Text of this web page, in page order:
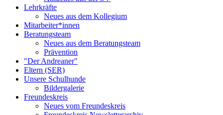
Lehrkräfte
Neues aus dem Kollegium
Mitarbeiter*innen
Beratungsteam
Neues aus dem Beratungsteam
Prävention
"Der Andreaner"
Eltern (SER)
Unsere Schulhunde
Bildergalerie
Freundeskreis
Neues vom Freundeskreis